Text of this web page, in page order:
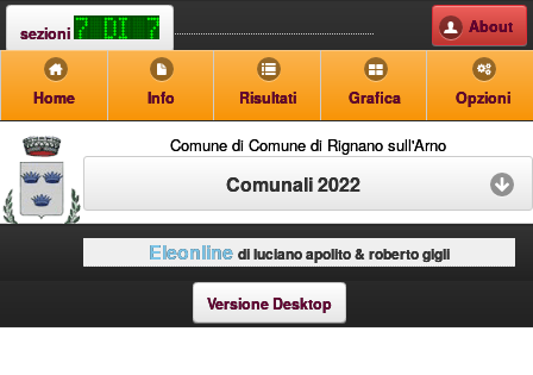
sezioni About
Home Info Risultati Grafica Opzioni
Comune di Comune di Rignano sull'Arno
Comunali 2022
Eleonline di luciano apolito & roberto gigli
Versione Desktop